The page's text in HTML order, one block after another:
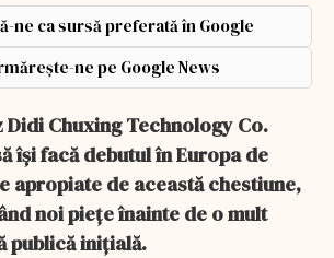
ne ca sursă preferată în Google
ne pe Google News
Didi Chuxing Technology Co.
își facă debutul în Europa de
apropiate de această chestiune,
noi piețe înainte de o mult
publică inițială.